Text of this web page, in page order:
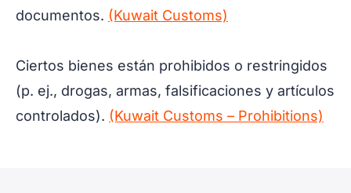
documentos. (Kuwait Customs)
Ciertos bienes están prohibidos o restringidos
(p. ej., drogas, armas, falsificaciones y artículos
controlados). (Kuwait Customs – Prohibitions)